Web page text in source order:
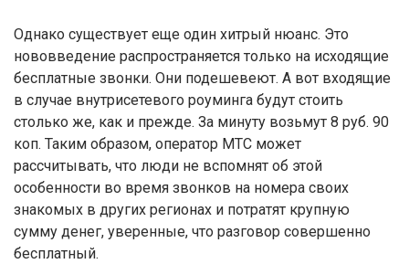
Однако существует еще один хитрый нюанс. Это
нововведение распространяется только на исходящие
бесплатные звонки. Они подешевеют. А вот входящие
в случае внутрисетевого роуминга будут стоить
столько же, как и прежде. За минуту возьмут 8 руб. 90
коп. Таким образом, оператор МТС может
рассчитывать, что люди не вспомнят об этой
особенности во время звонков на номера своих
знакомых в других регионах и потратят крупную
сумму денег, уверенные, что разговор совершенно
бесплатный.